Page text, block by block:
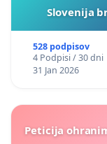
Slovenija
528 podpisov
4 Podpisi / 30 dni
31 Jan 2026
Peticija